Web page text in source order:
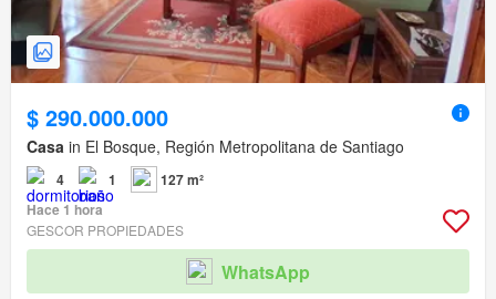
$ 290.000.000
Casa in El Bosque, Región Metropolitana de Santiago
4 1
127 m²
Hace 1 hora
GESCOR PROPIEDADES
WhatsApp